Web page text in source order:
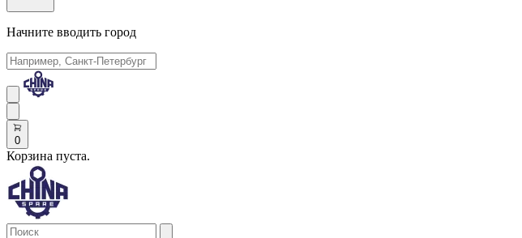
Начните вводить город
0
Корзина пуста.